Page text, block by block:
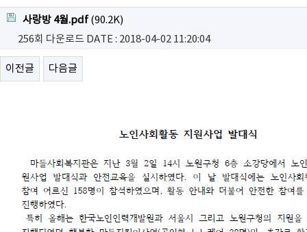
사랑방 4월.pdf (90.2K)
256회 다운로드 DATE : 2018-04-02 11:20:04
이전글 다음글